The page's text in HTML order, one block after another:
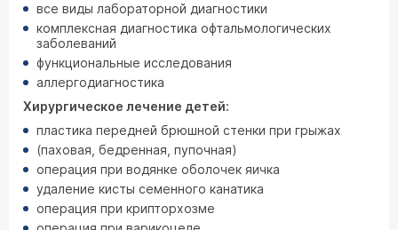
все виды лабораторной диагностики
комплексная диагностика офтальмологических
заболеваний
функциональные исследования
аллергодиагностика
Хирургическое лечение детей:
пластика передней брюшной стенки при грыжах
(паховая, бедренная, пупочная)
операция при водянке оболочек яичка
удаление кисты семенного канатика
операция при крипторхозме